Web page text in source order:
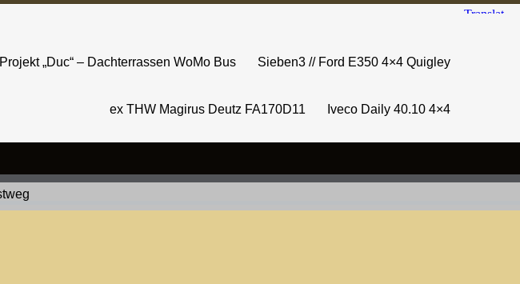
Projekt „Duc“ – Dachterrassen WoMo Bus Sieben3 // Ford E350 4×4 Quigley
ex THW Magirus Deutz FA170D11 Iveco Daily 40.10 4×4